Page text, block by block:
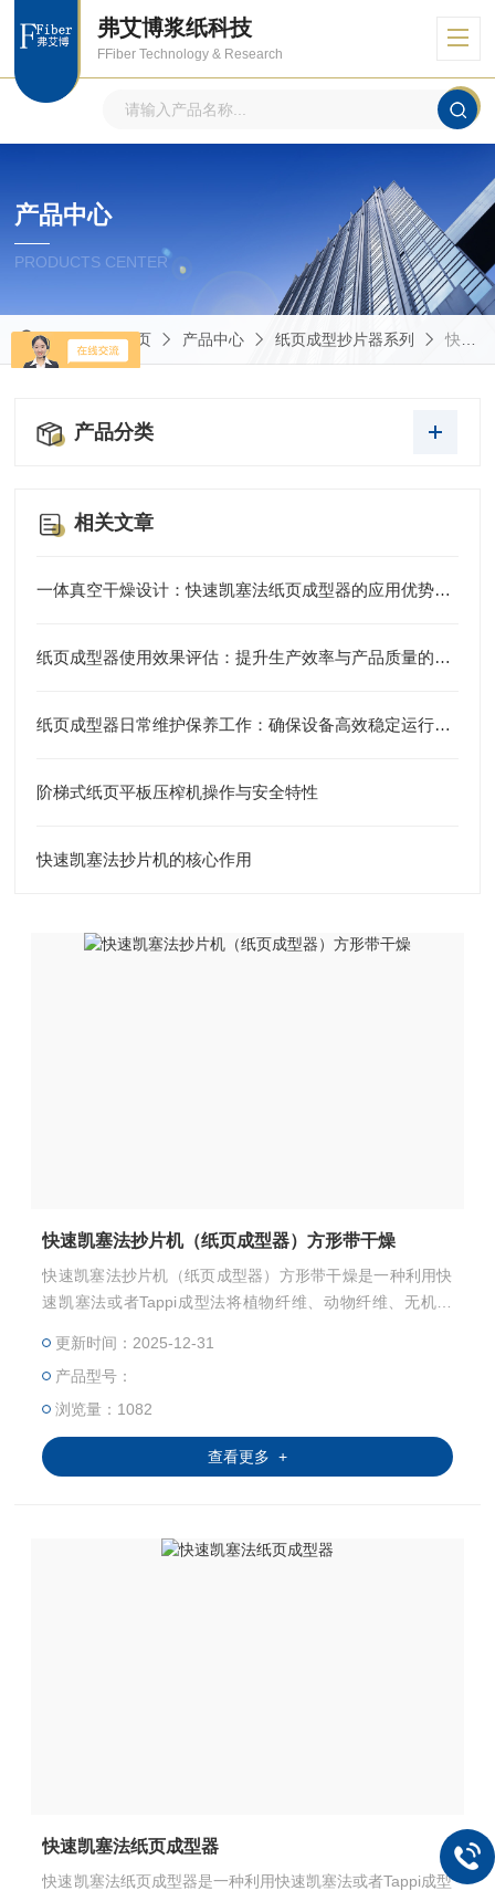
弗艾博浆纸科技
FFiber Technology & Research
产品中心
PRODUCTS CENTER
当前位置：首页 产品中心 纸页成型抄片器系列 快速凯塞法纸页成型器
产品分类
相关文章
一体真空干燥设计：快速凯塞法纸页成型器的应用优势说明
纸页成型器使用效果评估：提升生产效率与产品质量的利器
纸页成型器日常维护保养工作：确保设备高效稳定运行的关键
阶梯式纸页平板压榨机操作与安全特性
快速凯塞法抄片机的核心作用
快速凯塞法抄片机（纸页成型器）方形带干燥
快速凯塞法抄片机（纸页成型器）方形带干燥是一种利用快
速凯塞法或者Tappi成型法将植物纤维、动物纤维、无机纤
成纸张或者薄片材料装置，还可以通过配合常压高温干燥，
或者真空高温干燥等干燥方式进行快速干燥。
更新时间：2025-12-31
产品型号：
浏览量：1082
查看更多 +
快速凯塞法纸页成型器
快速凯塞法纸页成型器是一种利用快速凯塞法或者Tappi成型